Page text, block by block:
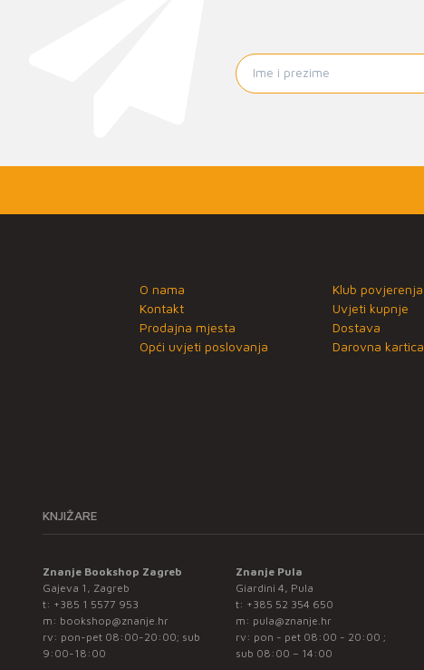
O nama
Kontakt
Prodajna mjesta
Opći uvjeti poslovanja
Klub povjerenja
Uvjeti kupnje
Dostava
Darovna kartica
KNJIŽARE
Znanje Bookshop Zagreb
Gajeva 1, Zagreb
t: +385 1 5577 953
m: bookshop@znanje.hr
rv: pon-pet 08:00-20:00; sub
9:00-18:00
Znanje Pula
Giardini 4, Pula
t: +385 52 354 650
m: pula@znanje.hr
rv: pon - pet 08:00 - 20:00 ;
sub 08:00 – 14:00